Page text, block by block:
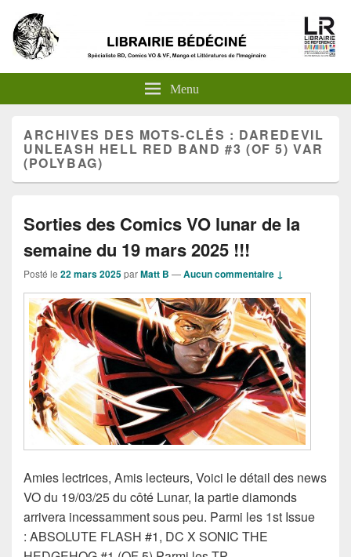
Menu
ARCHIVES DES MOTS-CLÉS : DAREDEVIL
UNLEASH HELL RED BAND #3 (OF 5) VAR
(POLYBAG)
Sorties des Comics VO lunar de la
semaine du 19 mars 2025 !!!
Posté le 22 mars 2025parMatt B —Aucun commentaire ↓
Amies lectrices, Amis lecteurs, Voici le détail des news
VO du 19/03/25 du côté Lunar, la partie diamonds
arrivera incessamment sous peu. Parmi les 1st Issue
: ABSOLUTE FLASH #1, DC X SONIC THE